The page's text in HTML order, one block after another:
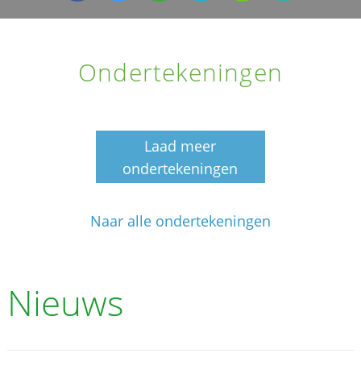
Ondertekeningen
Laad meer
ondertekeningen
Naar alle ondertekeningen
Nieuws